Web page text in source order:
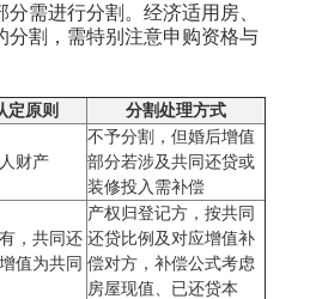
需进行分割。经济适用房、
分割，需特别注意申购资格与
定原则 分割处理方式
财产
不予分割，但婚后增值
部分若涉及共同还贷或
装修投入需补偿
，共同还
值为共同
产权归登记方，按共同
还贷比例及对应增值补
偿对方，补偿公式考虑
房屋现值、已还贷本